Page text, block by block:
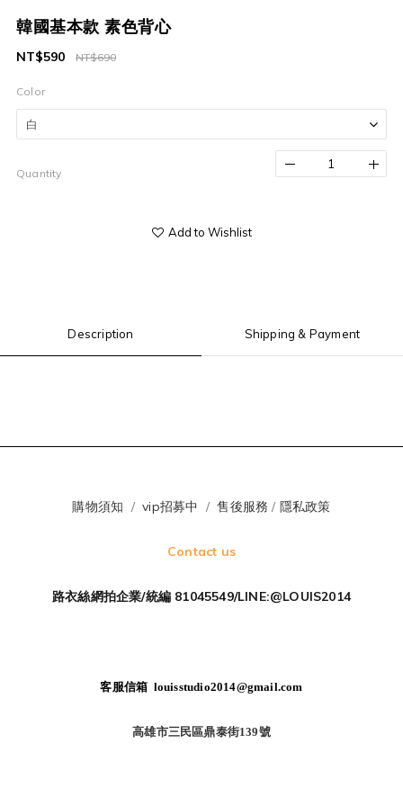
韓國基本款 素色背心
NT$690
NT$590
Color
Quantity
Add to Wishlist
Description Shipping & Payment
購物須知 /vip招募中 /售後服務 / 隱私政策
Contact us
路衣絲網拍企業/統編 81045549/LINE:@LOUIS2014
客服信箱 louisstudio2014@gmail.com
高雄市三民區鼎泰街139號